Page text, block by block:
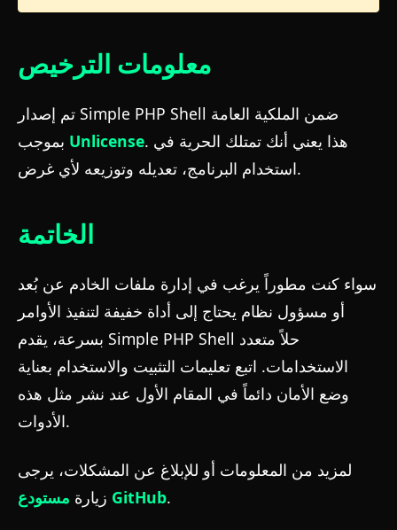
معلومات الترخيص
تم إصدار Simple PHP Shell ضمن الملكية العامة
Unlicense. هذا يعني أنك تمتلك الحرية في
استخدام البرنامج، تعديله وتوزيعه لأي غرض.
الخاتمة
سواء كنت مطوراً يرغب في إدارة ملفات الخادم عن بُعد
أو مسؤول نظام يحتاج إلى أداة خفيفة لتنفيذ الأوامر
بسرعة، يقدم Simple PHP Shell حلاً متعدد
الاستخدامات. اتبع تعليمات التثبيت والاستخدام بعناية
وضع الأمان دائماً في المقام الأول عند نشر مثل هذه
الأدوات.
لمزيد من المعلومات أو للإبلاغ عن المشكلات، يرجى
زيارة مستودع GitHub.